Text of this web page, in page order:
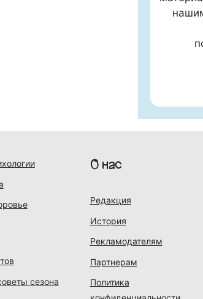
сезона
О нас
Редакция
История
Рекламодателям
Партнерам
Политика